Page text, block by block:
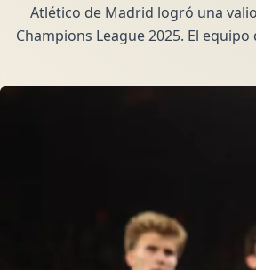
Atlético de Madrid logró una
Champions League 2025. El